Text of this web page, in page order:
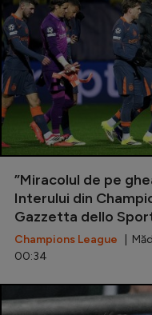
”Miracolul de pe
Interului din
Gazzetta dello
Champions League |
00:34